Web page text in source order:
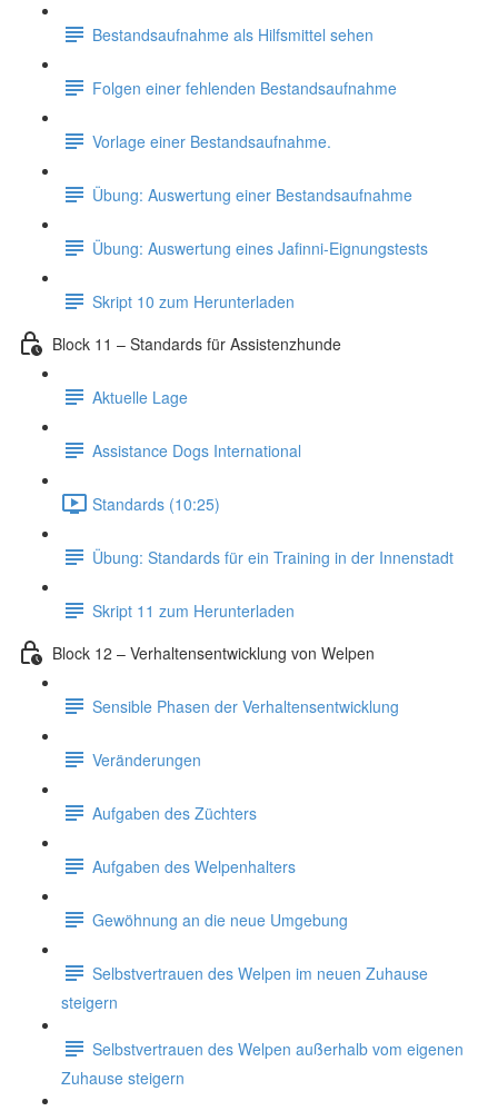
Bestandsaufnahme als Hilfsmittel sehen
Folgen einer fehlenden Bestandsaufnahme
Vorlage einer Bestandsaufnahme.
Übung: Auswertung einer Bestandsaufnahme
Übung: Auswertung eines Jafinni-Eignungstests
Skript 10 zum Herunterladen
Block 11 – Standards für Assistenzhunde
Aktuelle Lage
Assistance Dogs International
Standards (10:25)
Übung: Standards für ein Training in der Innenstadt
Skript 11 zum Herunterladen
Block 12 – Verhaltensentwicklung von Welpen
Sensible Phasen der Verhaltensentwicklung
Veränderungen
Aufgaben des Züchters
Aufgaben des Welpenhalters
Gewöhnung an die neue Umgebung
Selbstvertrauen des Welpen im neuen Zuhause
steigern
Selbstvertrauen des Welpen außerhalb vom eigenen
Zuhause steigern